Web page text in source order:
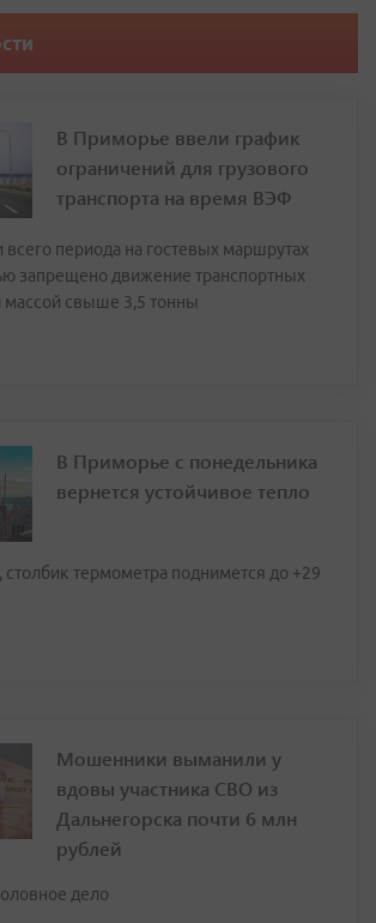
В Приморье ввели график
ограничений для грузового
транспорта на время ВЭФ
периода на гостевых маршрутах
запрещено движение транспортных
массой свыше 3,5 тонны
В Приморье с понедельника
вернется устойчивое тепло
столбик термометра поднимется до +29
Мошенники выманили у
вдовы участника СВО из
Дальнегорска почти 6 млн
рублей
дело